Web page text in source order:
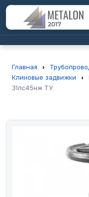
Главная ›
Клиновые задвижки
›
31лс45нж ТУ